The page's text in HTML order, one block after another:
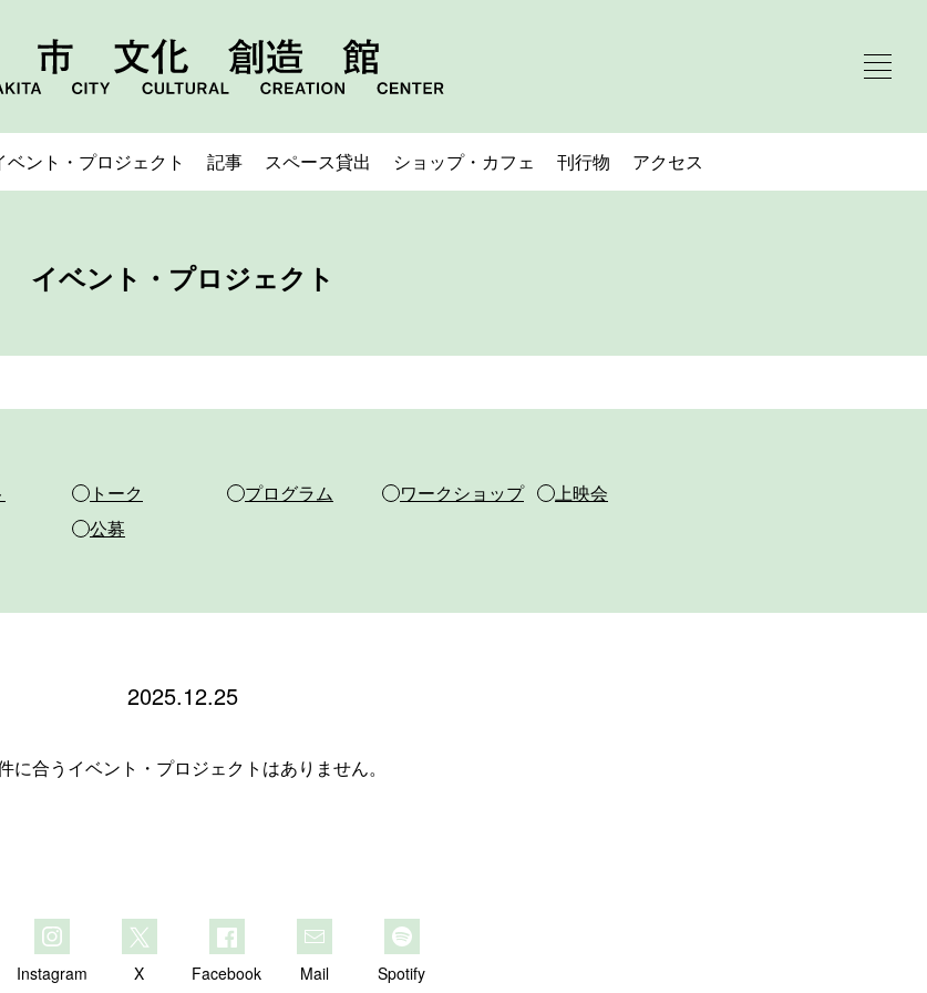
ベント・プロジェクト 記事 スペース貸出 ショップ・カフェ 刊行物 アクセス
イベント・プロジェクト
トーク プログラム ワークショップ
上映会
公募
2025.12.25
に合うイベント・プロジェクトはありません。
Instagram X Facebook Mail Spotify